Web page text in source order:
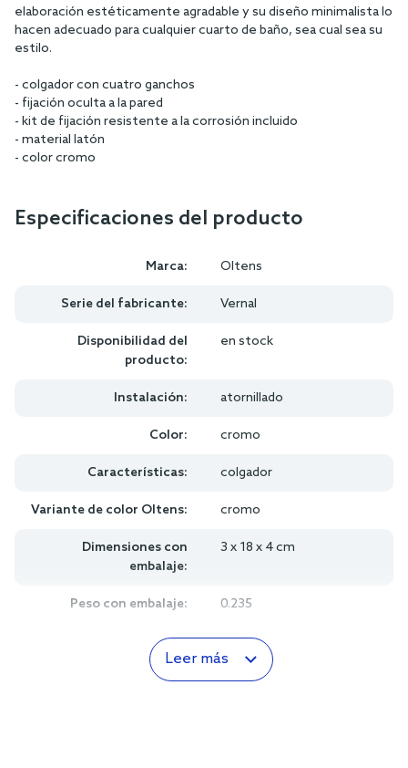
elaboración estéticamente agradable y su diseño minimalista lo
hacen adecuado para cualquier cuarto de baño, sea cual sea su
estilo.
- colgador con cuatro ganchos
- fijación oculta a la pared
- kit de fijación resistente a la corrosión incluido
- material latón
- color cromo
Especificaciones del producto
Marca: Oltens
Serie del fabricante: Vernal
Disponibilidad del
producto:
en stock
Instalación: atornillado
Color: cromo
Características: colgador
Variante de color Oltens: cromo
Dimensiones con
embalaje:
3 x 18 x 4 cm
Peso con embalaje: 0.235
Leer más